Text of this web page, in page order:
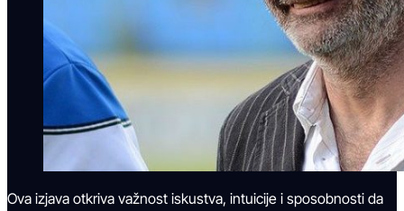
Ova izjava otkriva važnost iskustva, intuicije i sposobnosti da